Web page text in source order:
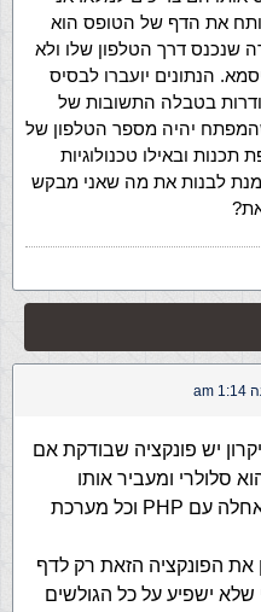
את הדף של הטופס הוא
שנכנס דרך הטלפון שלו ולא
הנתונים יועברו לבסיס
בטבלה התשובות של
יהיה מספר הטלפון של
תכנות ובאילו טכנולוגיות
לבנות את מה שאני מבקש
יש פונקציה שבודקת אם
סלולרי ומעביר אותו
לכתובת רצויה. זה יכול לעבוד אחלה עם PHP וכל מערכת
הפונקציה הזאת רק לדף
ישפיע על כל הגולשים